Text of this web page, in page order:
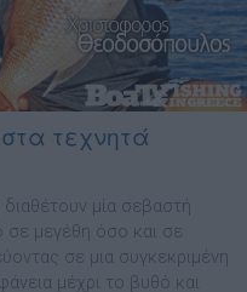
τεχνητά
μία σεβαστή
μεγέθη όσο και σε
σε μια συγκεκριμένη
μέχρι το βυθό και